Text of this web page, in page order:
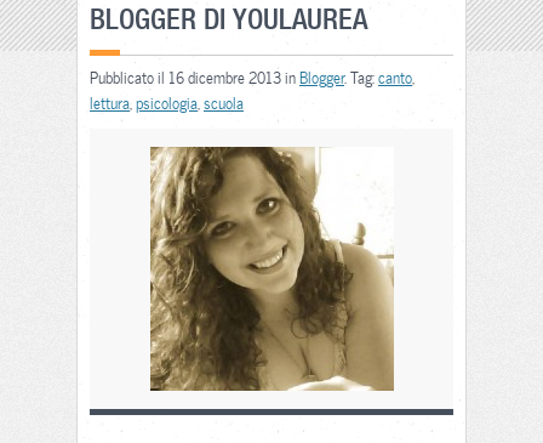
BLOGGER DI YOULAUREA
Pubblicato il 16 dicembre 2013 inBlogger. Tag:canto
lettura psicologia scuola